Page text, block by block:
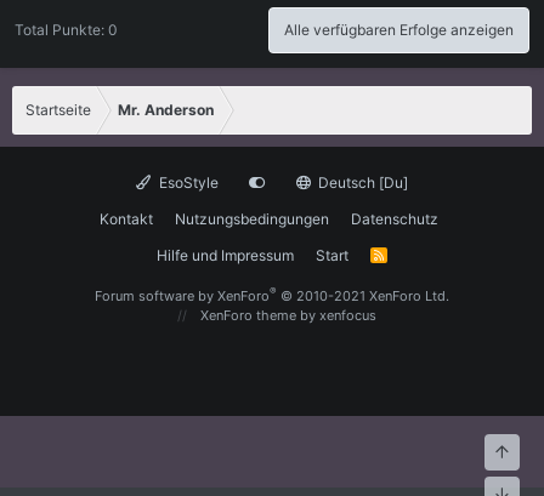
Total Punkte: 0 Alle verfügbaren Erfolge anzeigen
Startseite Mr. Anderson
EsoStyle
Deutsch [Du]
Kontakt
Nutzungsbedingungen
Datenschutz
Hilfe und Impressum
Start
R
Forum software by XenForo® © 2010-2021 XenForo Ltd.
XenForo theme by xenfocus
Oben